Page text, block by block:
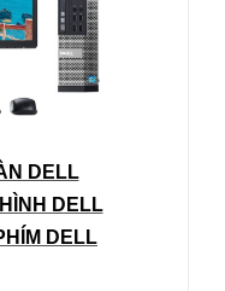
DELL
DELL
DELL